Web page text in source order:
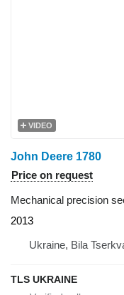
VIDEO
John Deere 1780
Price on request
Mechanical precision
2013
Ukraine, Bila
TLS UKRAINE